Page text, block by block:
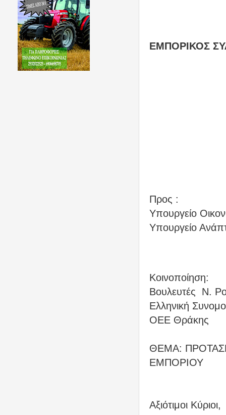
ΕΜΠΟΡΙΚΟΣ
Προς :
Υπουργείο
Υπουργείο
Κοινοποίηση:
Βουλευτές
Ν.
Ελληνική
ΟΕΕ Θράκης
ΘΕΜΑ:
ΕΜΠΟΡΙΟΥ
Αξιότιμοι Κύριοι,